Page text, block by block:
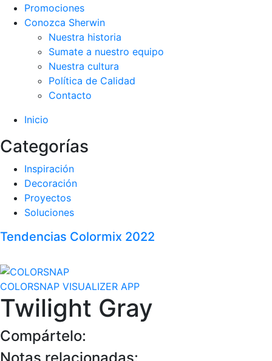
Promociones
Conozca Sherwin
Nuestra historia
Sumate a nuestro equipo
Nuestra cultura
Política de Calidad
Contacto
Inicio
Categorías
Inspiración
Decoración
Proyectos
Soluciones
Tendencias Colormix 2022
COLORSNAP VISUALIZER APP
Twilight Gray
Compártelo:
Notas relacionadas: